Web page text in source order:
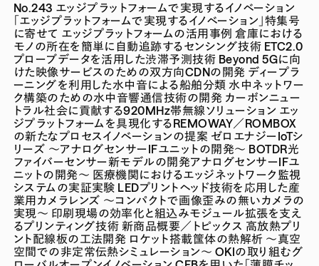
No.243 エッジプラットフォームで実現するイノベーション
「エッジプラットフォームで実現するイノベーション」特集号
に寄せて エッジプラットフォームの活用事例 倉庫における
モノの所在を簡単に自動追跡するセンシング技術 ETC2.0
プローブデータを活用した渋滞予測技術 Beyond 5Gに向
けた映像サービスのための双方向CDNの開発 ディープラ
ーニングを利用した水中音による船舶分類 水中ネットワー
ク構築のための水中音響通信技術の開発 カーボンニュー
トラル社会に貢献する920MHz帯無線ソリューション エッ
ジプラットフォームを具現化するREMOWAY／ROMBOX
の新たなプロセスイノベーションの提案 ゼロエナジーIoTシ
リーズ ～アナログセンサーIFユニットの開発～ BOTDR光
ファイバーセンサー新モデルの開発アナログセンサーIFユ
ニットの開発～ 医療機関におけるエッジネットワーク監視
システムの実証実験 LEDプリントヘッド技術を応用した産
業用カメラレンズ ～コンパクトで画像歪みの無いカメラの
実現～ 印刷現場の効率化と組込みモジュール拡張を支え
るプリンティング技術 新商品概要／トピックス 高放熱プリ
ント配線板の工法開発 ロケット搭載筺体の熱解析 ～真空
空間での非定常伝熱シミュレーション～ OKIの取り組むグ